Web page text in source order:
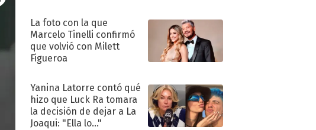
La foto con la que
Marcelo Tinelli confirmó
que volvió con Milett
Figueroa
Yanina Latorre contó qué
hizo que Luck Ra tomara
la decisión de dejar a La
Joaqui: "Ella lo..."